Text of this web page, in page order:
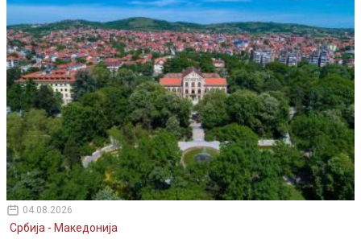
04.08.2026
Србија - Македонија